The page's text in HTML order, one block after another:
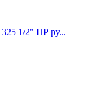
1/2" НР ру...